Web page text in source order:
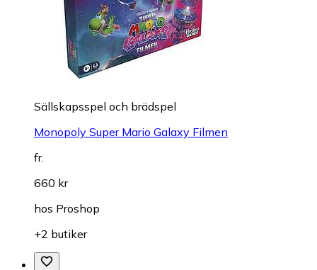
Sällskapsspel och brädspel
Monopoly Super Mario Galaxy Filmen
fr.
660 kr
hos Proshop
+2 butiker